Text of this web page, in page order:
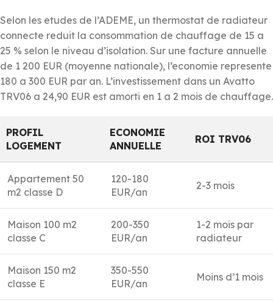
Selon les etudes de l’ADEME, un thermostat de radiateur
connecte reduit la consommation de chauffage de 15 a
25 % selon le niveau d’isolation. Sur une facture annuelle
de 1 200 EUR (moyenne nationale), l’economie represente
180 a 300 EUR par an. L’investissement dans un Avatto
TRV06 a 24,90 EUR est amorti en 1 a 2 mois de chauffage.
PROFIL
LOGEMENT
ECONOMIE
ANNUELLE
ROI TRV06
Appartement 50
m2 classe D
120-180
EUR/an
2-3 mois
Maison 100 m2
classe C
200-350
EUR/an
1-2 mois par
radiateur
Maison 150 m2
classe E
350-550
EUR/an
Moins d’1 mois